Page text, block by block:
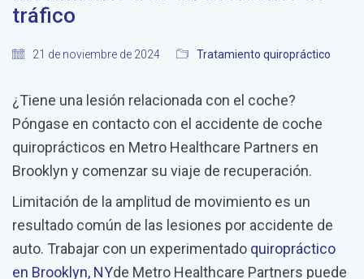
tráfico
21 de noviembre de 2024 Tratamiento quiropráctico
¿Tiene una lesión relacionada con el coche?
Póngase en contacto con el accidente de coche
quiroprácticos en Metro Healthcare Partners en
Brooklyn y comenzar su viaje de recuperación.
Limitación de la amplitud de movimiento es un
resultado común de las lesiones por accidente de
auto. Trabajar con un experimentado quiropráctico
en Brooklyn, NYde Metro Healthcare Partners puede